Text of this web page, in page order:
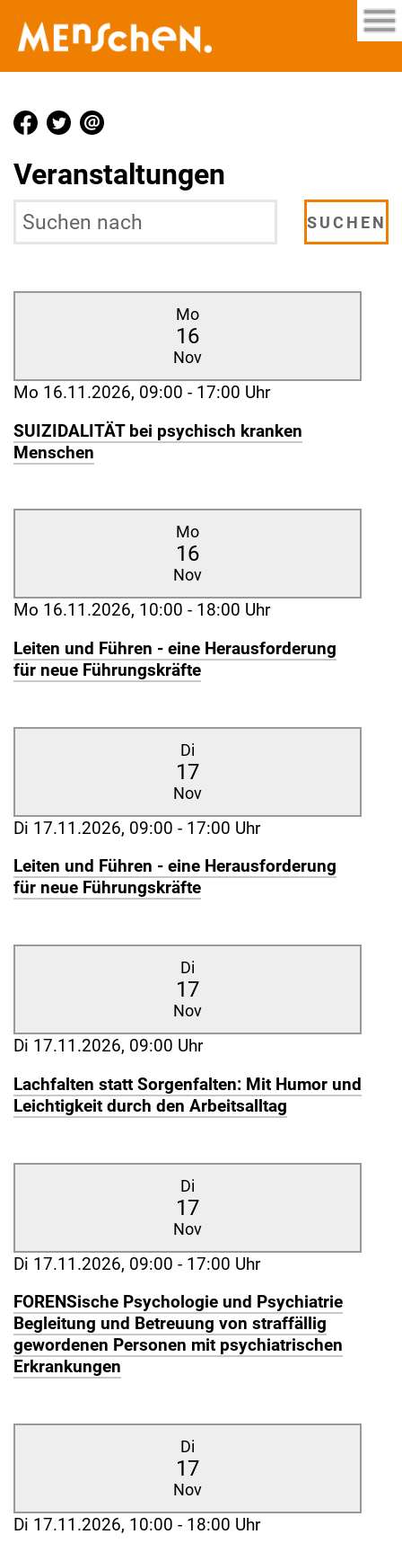
Veranstaltungen
Mo
16
Nov
Mo 16.11.2026, 09:00 - 17:00 Uhr
SUIZIDALITÄT bei psychisch kranken
Menschen
Mo
16
Nov
Mo 16.11.2026, 10:00 - 18:00 Uhr
Leiten und Führen - eine Herausforderung
für neue Führungskräfte
Di
17
Nov
Di 17.11.2026, 09:00 - 17:00 Uhr
Leiten und Führen - eine Herausforderung
für neue Führungskräfte
Di
17
Nov
Di 17.11.2026, 09:00 Uhr
Lachfalten statt Sorgenfalten: Mit Humor und
Leichtigkeit durch den Arbeitsalltag
Di
17
Nov
Di 17.11.2026, 09:00 - 17:00 Uhr
FORENSische Psychologie und Psychiatrie
Begleitung und Betreuung von straffällig
gewordenen Personen mit psychiatrischen
Erkrankungen
Di
17
Nov
Di 17.11.2026, 10:00 - 18:00 Uhr